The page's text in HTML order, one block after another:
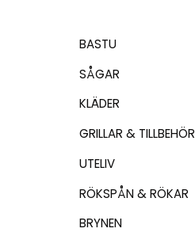
BASTU
SÅGAR
KLÄDER
GRILLAR & TILLBEHÖR
UTELIV
RÖKSPÅN & RÖKAR
BRYNEN